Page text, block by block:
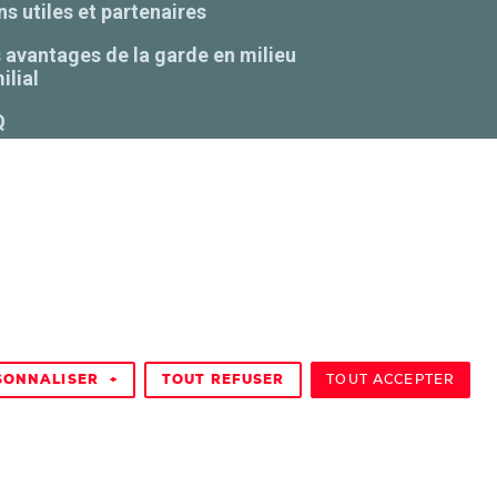
utiles et partenaires
avantages de la garde en milieu
RSG
+ TOUT REFUSER TOUT ACCEPTER